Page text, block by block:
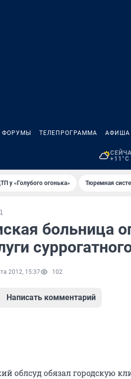
ФОРУМЫ ТЕЛЕПРОГРАММА АФИША
+11°C
у «Голубого огонька» Тюремная
больница
2012, 15:37 102
Написать комментарий
облсуд обязал городскую